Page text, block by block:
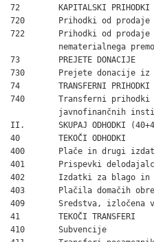
72        KAPITALSKI
720       Prihodki od
722       Prihodki od prodaje
nematerialnega
73        PREJETE
730       Prejete donacije
74        TRANSFERNI
740       Transferni prihodki
javnofinančnih
II.       SKUPAJ ODHODKI
40        TEKOČI
400       Plače in drugi
401       Prispevki
402       Izdatki za blago
403       Plačila
409       Sredstva,
41        TEKOČI
410       Subvencije